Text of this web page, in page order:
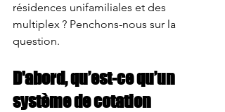
résidences unifamiliales et des
multiplex ? Penchons-nous sur la
question.
D'abord, qu’est-ce qu’un
système de cotation